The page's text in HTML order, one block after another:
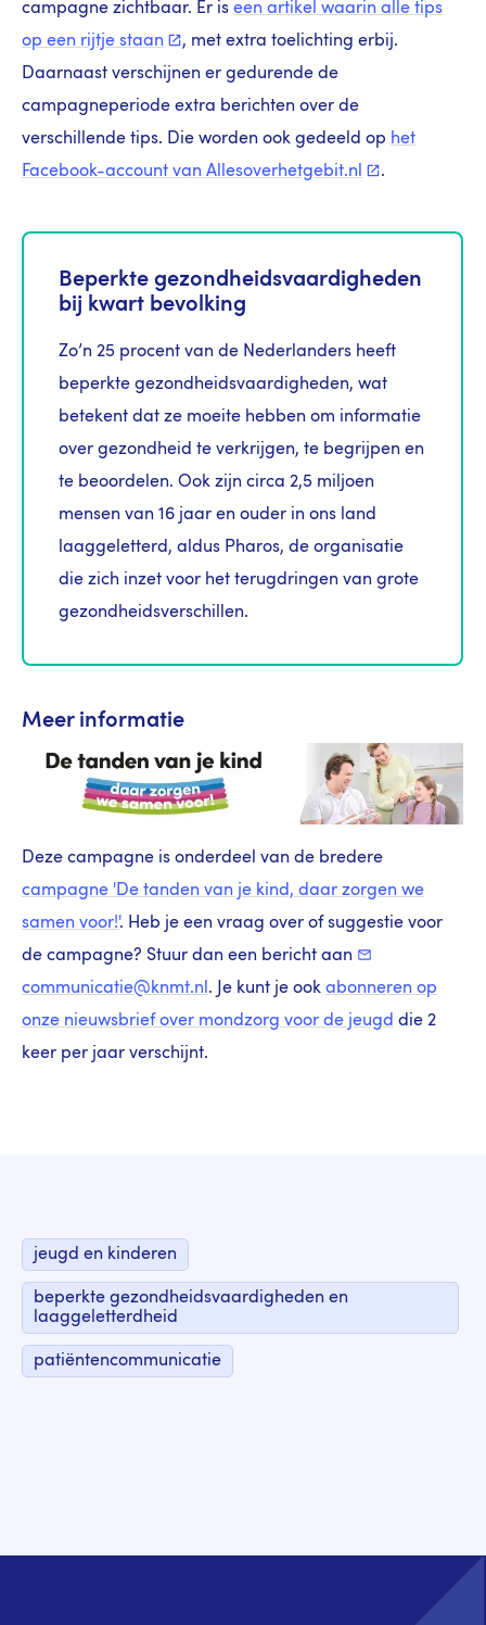
campagne zichtbaar. Er is een artikel waarin alle tips
op een rijtje staan
, met extra toelichting erbij.
Daarnaast verschijnen er gedurende de
campagneperiode extra berichten over de
verschillende tips. Die worden ook gedeeld op het
Facebook-account van Allesoverhetgebit.nl .
Beperkte gezondheidsvaardigheden
bij kwart bevolking
Zo’n 25 procent van de Nederlanders heeft
beperkte gezondheidsvaardigheden, wat
betekent dat ze moeite hebben om informatie
over gezondheid te verkrijgen, te begrijpen en
te beoordelen. Ook zijn circa 2,5 miljoen
mensen van 16 jaar en ouder in ons land
laaggeletterd, aldus Pharos, de organisatie
die zich inzet voor het terugdringen van grote
gezondheidsverschillen.
Meer informatie
Deze campagne is onderdeel van de bredere
campagne 'De tanden van je kind, daar zorgen we
samen voor!'. Heb je een vraag over of suggestie voor
de campagne? Stuur dan een bericht aan
communicatie@knmt.nl . Je kunt je ook abonneren op
onze nieuwsbrief over mondzorg voor de jeugd die 2
keer per jaar verschijnt.
jeugd en kinderen
beperkte gezondheidsvaardigheden en
laaggeletterdheid
patiëntencommunicatie